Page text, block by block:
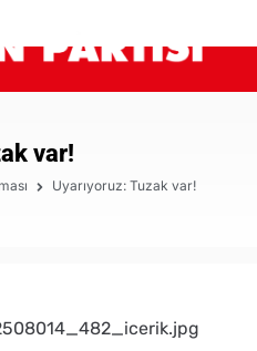
var!
Uyarıyoruz: Tuzak var!